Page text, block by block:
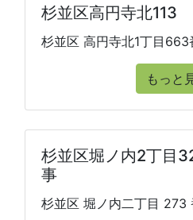
杉並区高円寺北113
杉並区 高円寺北1丁目663
もっと
杉並区堀ノ内2丁目
事
杉並区 堀ノ内二丁目 273